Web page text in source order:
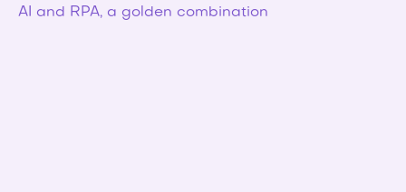
AI and RPA, a golden combination